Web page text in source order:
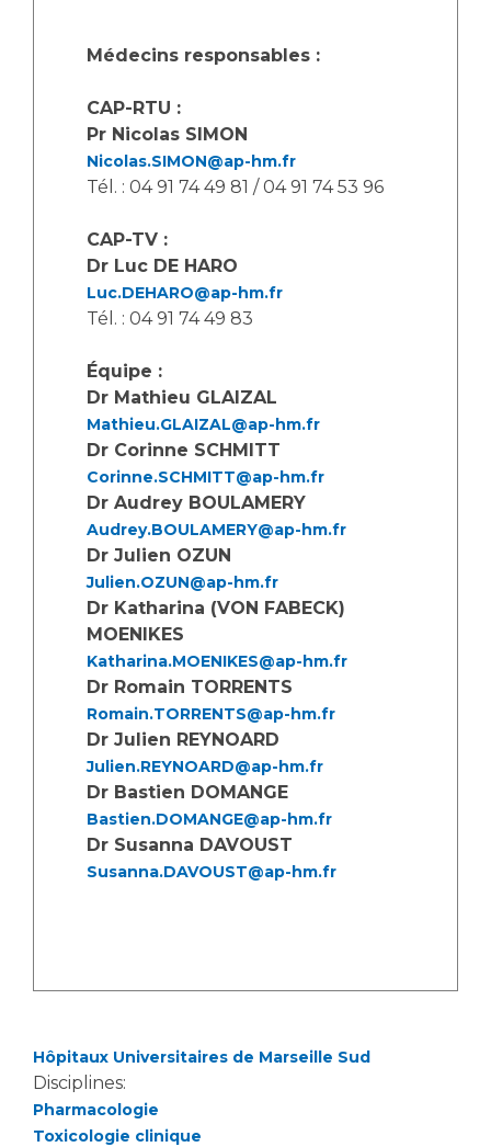
Transports sanitaires
Handicap
Pôle Médecine Physique et Réadaptation
Accueil sourds et malentendants
Charte Romain Jacob
Activité physique
Cancer
Médecine nucléaire
Maladies rares
Maternité Hôpital Nord
Vos représentants
Qualité
Nos indicateurs qualité et de sécurité des soins
Plateforme des internes
Professionnels de santé
Adresser un patient
Adresser un examen au Laboratoire de Biologie
Médicale
Radiologie / Imagerie
Cancérologie
Les pôles d'activité médicale
Anatomie et Cytologie Pathologiques
Adresser un examen au Laboratoire d'Infectiologie
Centres de référence Maladies Rares
Plateforme d'Expertise Maladies Rares
Presse / Multimédia
Communiqués de presse
Dossiers de presse
Médiathèque
Liste des marchés conclus
Médecins responsables :
CAP-RTU :
Pr Nicolas SIMON
Nicolas.SIMON@ap-hm.fr
Tél. : 04 91 74 49 81 / 04 91 74 53 96
CAP-TV :
Dr Luc DE HARO
Luc.DEHARO@ap-hm.fr
Tél. : 04 91 74 49 83
Équipe :
Dr Mathieu GLAIZAL
Mathieu.GLAIZAL@ap-hm.fr
Dr Corinne SCHMITT
Corinne.SCHMITT@ap-hm.fr
Dr Audrey BOULAMERY
Audrey.BOULAMERY@ap-hm.fr
Dr Julien OZUN
Julien.OZUN@ap-hm.fr
Dr Katharina (VON FABECK)
MOENIKES
Katharina.MOENIKES@ap-hm.fr
Dr Romain TORRENTS
Romain.TORRENTS@ap-hm.fr
Dr Julien REYNOARD
Julien.REYNOARD@ap-hm.fr
Dr Bastien DOMANGE
Bastien.DOMANGE@ap-hm.fr
Dr Susanna DAVOUST
Susanna.DAVOUST@ap-hm.fr
Hôpitaux Universitaires de Marseille Sud
Disciplines:
Pharmacologie
Toxicologie clinique